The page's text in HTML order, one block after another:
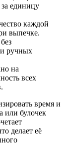
за единицу
каждой
выпечке.
и ручных
на
всех
время и
или булочек
делает её